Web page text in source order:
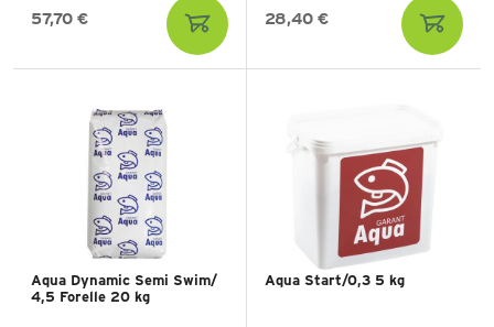
57,70 € 28,40 €
Aqua Dynamic Semi Swim/
4,5 Forelle 20 kg
Aqua Start/0,3 5 kg